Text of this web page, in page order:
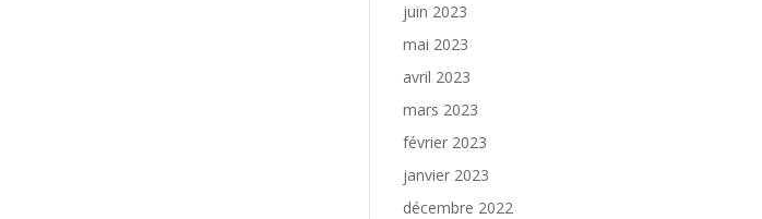
juin 2023
mai 2023
avril 2023
mars 2023
février 2023
janvier 2023
décembre 2022